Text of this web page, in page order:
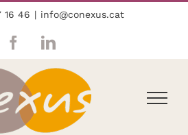
16 46 | info@conexus.cat
FacebookLinkedIn